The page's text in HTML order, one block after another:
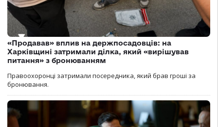
«Продавав» вплив на держпосадовців: на
Харківщині затримали ділка, який «вирішував
питання» з бронюванням
Правоохоронці затримали посередника, який брав гроші за
бронювання.